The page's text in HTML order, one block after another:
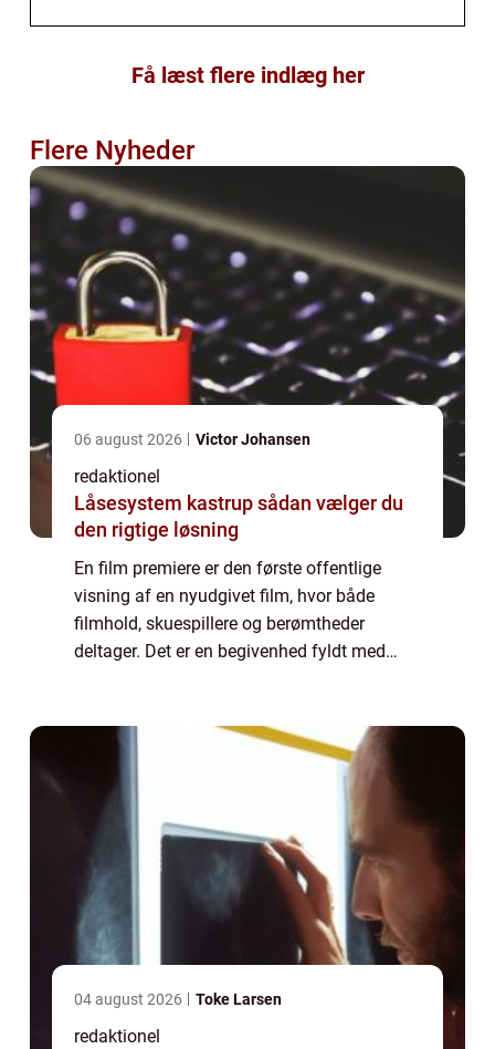
Få læst flere indlæg her
Flere Nyheder
06 august 2026 Victor Johansen
redaktionel
Låsesystem kastrup sådan vælger du
den rigtige løsning
En film premiere er den første offentlige
visning af en nyudgivet film, hvor både
filmhold, skuespillere og berømtheder
deltager. Det er en begivenhed fyldt med
04 august 2026 Toke Larsen
redaktionel